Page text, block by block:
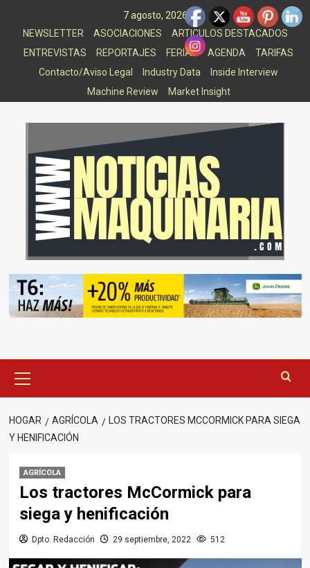
7 agosto, 2026
NEWSLETTER
ASOCIACIONES
ARTICULOS DESTACADOS
ENTREVISTAS
REPORTAJES FERIAS AGENDA
TARIFAS
Contacto/Aviso Legal
Industry Data
Inside Interview
Machine Review
Market Insight
principal
HOGAR AGRÍCOLA
LOS TRACTORES MCCORMICK PARA SIEGA
Y HENIFICACIÓN
AGRÍCOLA
Los tractores McCormick para
siega y henificación
Dpto. Redacción 29 septiembre, 2022 512